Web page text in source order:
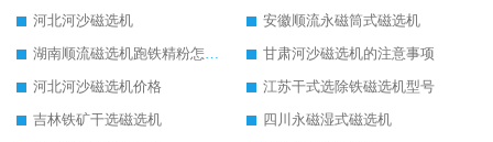
河北河沙磁选机
安徽顺流永磁筒式磁选机
湖南顺流磁选机跑铁精粉怎么处理
甘肃河沙磁选机的注意事项
河北河沙磁选机价格
江苏干式选除铁磁选机型号
吉林铁矿干选磁选机
四川永磁湿式磁选机